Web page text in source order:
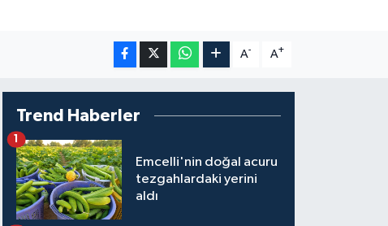
A- A+
Trend Haberler
Emcelli'nin doğal acuru
tezgahlardaki yerini
aldı
1